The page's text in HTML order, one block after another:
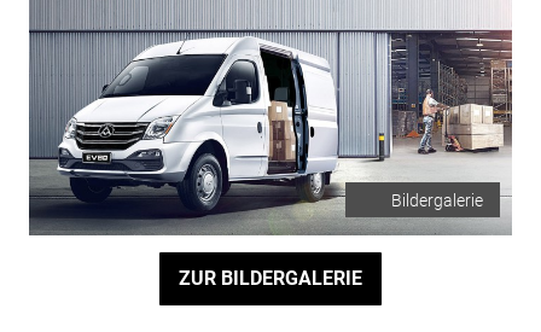
Bildergalerie
ZUR BILDERGALERIE